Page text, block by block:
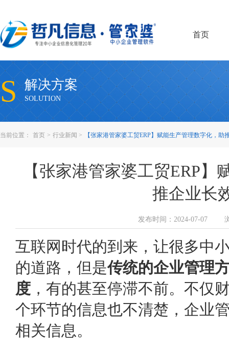
首页
S 解决方案
SOLUTION
当前位置： 首页 > 行业新闻 > 【张家港管家婆工贸ERP】赋能生产管理数字化，助
【张家港管家婆工贸ERP
推企业长
发布时间：2024-07-07
互联网时代的到来，让很多中
的道路，但是传统的企业管理
度 ，有的甚至停滞不前。不仅
个环节的信息也不清楚，企业
相关信息。